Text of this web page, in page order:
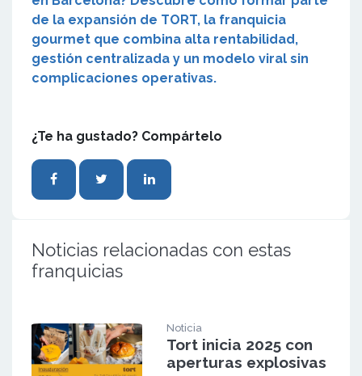
de la expansión de TORT, la franquicia
gourmet que combina alta rentabilidad,
gestión centralizada y un modelo viral sin
complicaciones operativas.
¿Te ha gustado? Compártelo
Noticias relacionadas con estas
franquicias
Noticia
Tort inicia 2025 con
aperturas explosivas